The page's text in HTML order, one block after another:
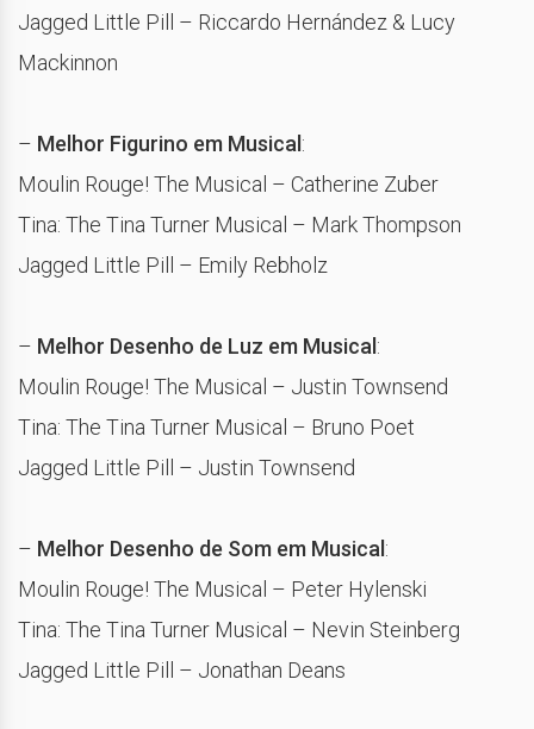
Jagged Little Pill – Riccardo Hernández & Lucy
Mackinnon
– Melhor Figurino em Musical :
Moulin Rouge! The Musical – Catherine Zuber
Tina: The Tina Turner Musical – Mark Thompson
Jagged Little Pill – Emily Rebholz
– Melhor Desenho de Luz em Musical :
Moulin Rouge! The Musical – Justin Townsend
Tina: The Tina Turner Musical – Bruno Poet
Jagged Little Pill – Justin Townsend
– Melhor Desenho de Som em Musical :
Moulin Rouge! The Musical – Peter Hylenski
Tina: The Tina Turner Musical – Nevin Steinberg
Jagged Little Pill – Jonathan Deans